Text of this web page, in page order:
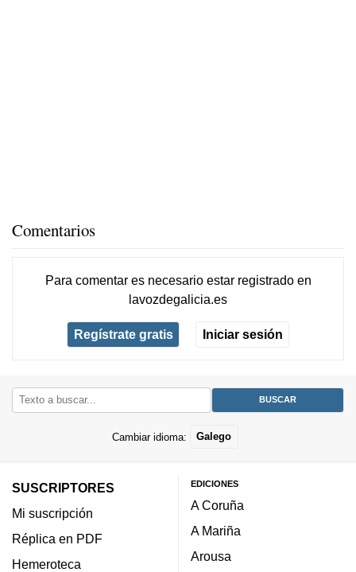
Comentarios
Para comentar es necesario estar registradoen
lavozdegalicia.es
Regístrate gratis Iniciar sesión
Cambiar idioma: Galego
SUSCRIPTORES
Mi suscripción
Réplica en PDF
Hemeroteca
EDICIONES
A Coruña
A Mariña
Arousa